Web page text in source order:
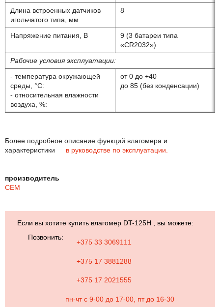
Длина встроенных датчиков
игольчатого типа, мм
8
Напряжение питания, В
9 (3 батареи типа
«CR2032»)
Рабочие условия эксплуатации:
- температура окружающей
среды, °С:
- относительная влажности
воздуха, %:
от 0 до +40
до 85 (без конденсации)
Более подробное описание функций влагомера и
характеристики
в руководстве по эксплуатации.
производитель
CEM
Если вы хотите купить влагомер DT-125H , вы можете:
Позвонить:
+375 33 3069111
+375 17 3881288
+375 17 2021555
пн-чт с 9-00 до 17-00, пт до 16-30